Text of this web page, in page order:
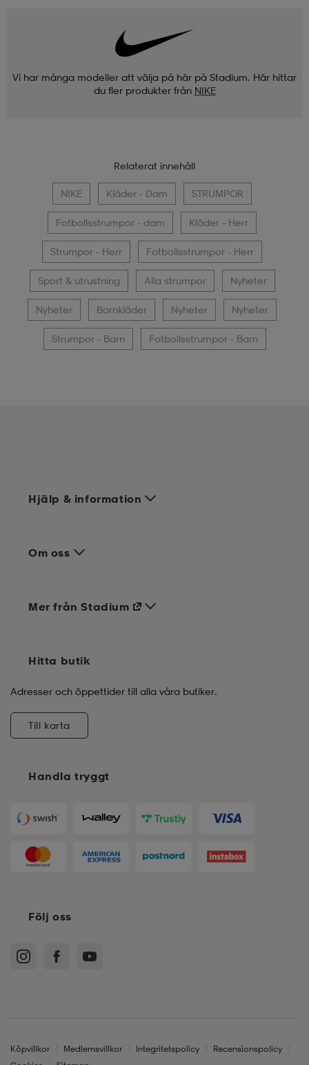
Vi har många modeller att välja på här på Stadium. Här hittar
du fler produkter från NIKE
Relaterat innehåll
NIKE Kläder - Dam STRUMPOR
Fotbollsstrumpor - dam Kläder - Herr
Strumpor - Herr Fotbollsstrumpor - Herr
Sport & utrustning Alla strumpor Nyheter
Nyheter Barnkläder Nyheter Nyheter
Strumpor - Barn Fotbollsstrumpor - Barn
Hjälp & information
Om oss
Handla tryggt
Mer från Stadium
Hitta butik
Adresser och öppettider till alla våra butiker.
Till karta
Följ oss
Köpvillkor Medlemsvillkor Integritetspolicy
Recensionspolicy